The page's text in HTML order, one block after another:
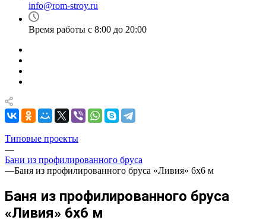
info@rom-stroy.ru
Время работы с 8:00 до 20:00
Типовые проекты
—
Бани из профилированного бруса
—Баня из профилированного бруса «Ливия» 6х6 м
Баня из профилированного бруса
«Ливия» 6х6 м